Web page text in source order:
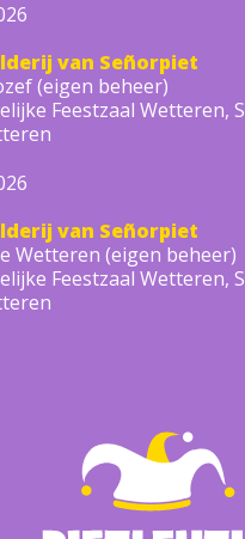
van Señorpiet
(eigen beheer)
Feestzaal Wetteren,
van Señorpiet
Wetteren (eigen beheer)
Feestzaal Wetteren,